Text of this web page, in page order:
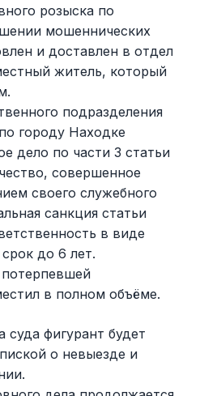
розыска по
мошеннических
и доставлен в отдел
житель, который
подразделения
городу Находке
дело по части 3 статьи
совершенное
своего служебного
санкция статьи
в виде
до 6 лет.
в полном объёме.
суда фигурант будет
о невыезде и